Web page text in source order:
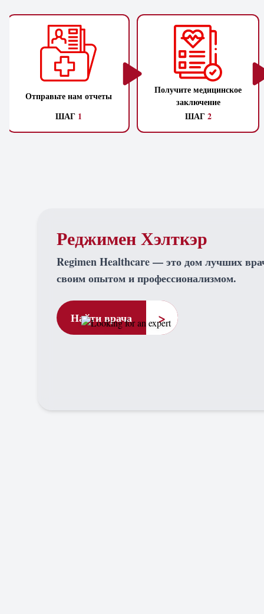
Отправьте нам отчеты
ШАГ 1
Получите медицинское
заключение
ШАГ2
Реджимен Хэлткэр
Regimen Healthcare — это дом лучших
своим опытом и профессионализмом.
Найти врача >